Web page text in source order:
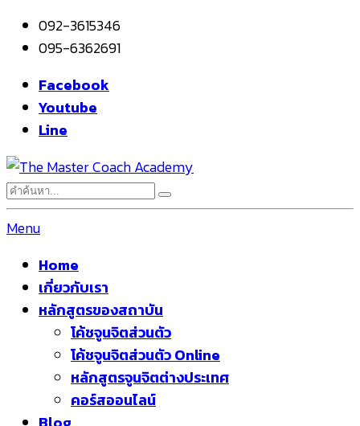
092-3615346
095-6362691
Facebook
Youtube
Line
Menu
Home
เกี่ยวกับเรา
หลักสูตรของสถาบัน
โค้ชจูนจิตส่วนตัว
โค้ชจูนจิตส่วนตัว Online
หลักสูตรจูนจิตต่างประเทศ
คอร์สออนไลน์